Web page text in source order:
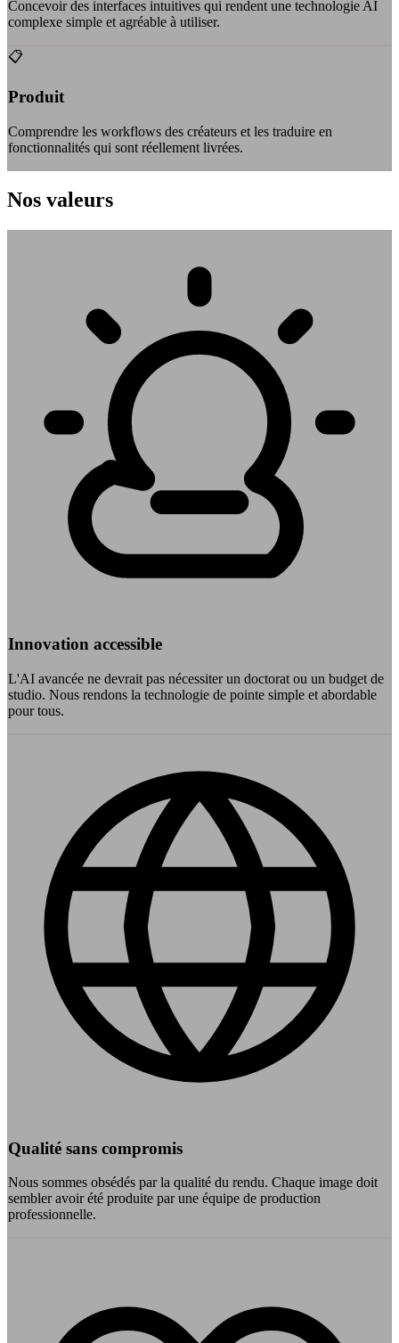
Concevoir des interfaces intuitives qui rendent une technologie AI
complexe simple et agréable à utiliser.
📋
Produit
Comprendre les workflows des créateurs et les traduire en
fonctionnalités qui sont réellement livrées.
Nos valeurs
Innovation accessible
L'AI avancée ne devrait pas nécessiter un doctorat ou un budget de
studio. Nous rendons la technologie de pointe simple et abordable
pour tous.
Qualité sans compromis
Nous sommes obsédés par la qualité du rendu. Chaque image doit
sembler avoir été produite par une équipe de production
professionnelle.